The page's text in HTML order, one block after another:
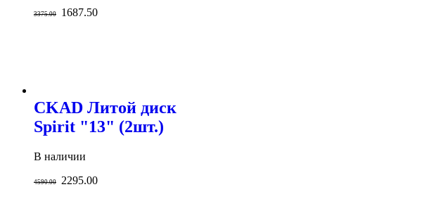
3375.00 1687.50
CKAD Литой диск
Spirit "13" (2шт.)
В наличии
4590.00 2295.00